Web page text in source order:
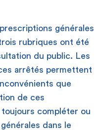
générales
rubriques ont été
du public. Les
arrêtés permettent
que
de ces
compléter ou
dans le